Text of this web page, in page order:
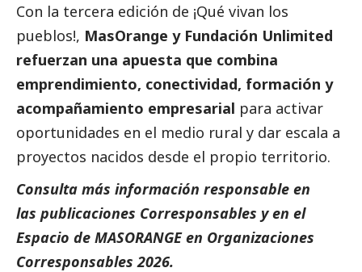
Con la tercera edición de ¡Qué vivan los
pueblos!, MasOrange y Fundación Unlimited
refuerzan una apuesta que combina
emprendimiento, conectividad, formación y
acompañamiento empresarial para activar
oportunidades en el medio rural y dar escala a
proyectos nacidos desde el propio territorio.
Consulta más información responsable en
las publicaciones Corresponsables y en el
Espacio de MASORANGEen Organizaciones
Corresponsables 2026.